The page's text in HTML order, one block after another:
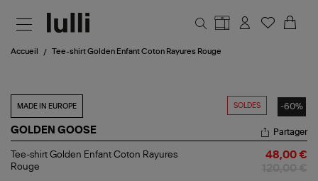
Accueil Tee-shirt Golden Enfant Coton Rayures Rouge
SOLDES -60%
MADE IN EUROPE
GOLDEN GOOSE
Tee-
shirt
Golden
Partager
Tee-shirt Golden Enfant Coton Rayures
Rouge
48,00 €